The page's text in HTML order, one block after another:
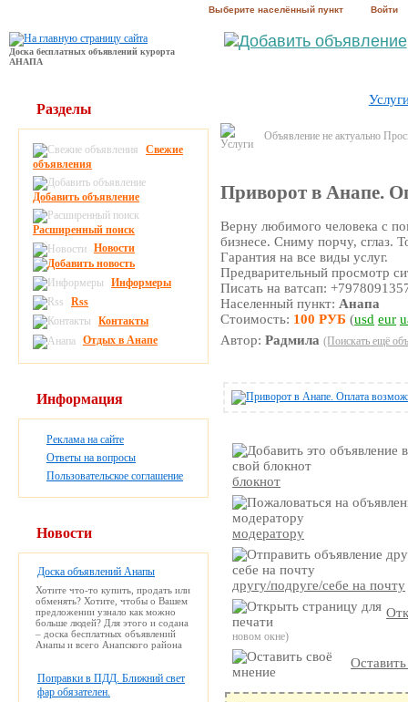
Выберите населённый пункт Войти
Доска бесплатных объявлений курорта
АНАПА
Объявление не актуально
Приворот в Анапе.
Верну любимого человека с
бизнесе. Сниму порчу, сглаз.
Гарантия на все виды услуг.
Предварительный просмотр
Писать на ватсап:
Населенный пункт: Анапа
Стоимость: 100 РУБ (usd eur
Автор:Радмила (Поискать ещё
блокнот
модератору
другу/подруге/себе на почту
новом окне)
Разделы
Свежие
объявления
Добавить объявление
Расширенный поиск
Новости
Информеры
Rss
Контакты
Отдых в Анапе
Информация
Реклама на сайте
Ответы на вопросы
Пользовательское соглашение
Новости
Доска объявлений Анапы
Хотите что-то купить, продать или
обменять? Хотите, чтобы о Вашем
предложении узнало как можно
больше людей? Для этого и содана
– доска бесплатных объявлений
Анапы и всего Анапского района
Поправки в ПДД. Ближний свет
фар обязателен.